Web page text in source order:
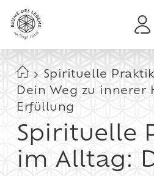
Spirituelle
Dein Weg zu innerer
Erfüllung
Spirituelle
im Alltag: